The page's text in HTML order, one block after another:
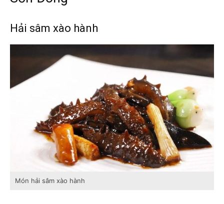
Hải sâm xào hành
Món hải sâm xào hành